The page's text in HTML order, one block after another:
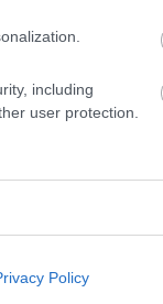
including
user protection.
Policy